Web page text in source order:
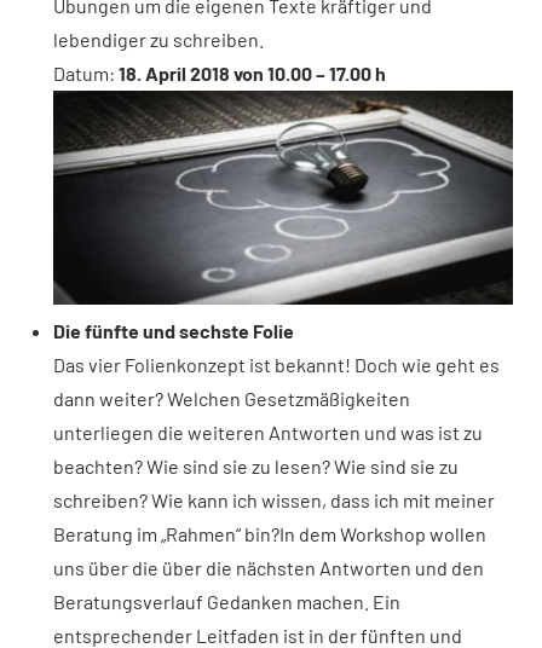
Übungen um die eigenen Texte kräftiger und
lebendiger zu schreiben.
Datum: 18. April 2018 von 10.00 – 17.00 h
Die fünfte und sechste Folie
Das vier Folienkonzept ist bekannt! Doch wie geht es
dann weiter? Welchen Gesetzmäßigkeiten
unterliegen die weiteren Antworten und was ist zu
beachten? Wie sind sie zu lesen? Wie sind sie zu
schreiben? Wie kann ich wissen, dass ich mit meiner
Beratung im „Rahmen“ bin?In dem Workshop wollen
uns über die über die nächsten Antworten und den
Beratungsverlauf Gedanken machen. Ein
entsprechender Leitfaden ist in der fünften und